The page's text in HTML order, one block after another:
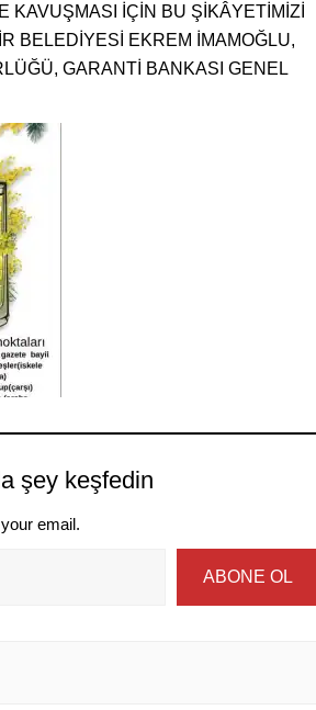
KAVUŞMASI İÇİN BU ŞİKÂYETİMİZİ
BELEDİYESİ EKREM İMAMOĞLU,
GARANTİ BANKASI GENEL
şey keşfedin
email.
ABONE OL